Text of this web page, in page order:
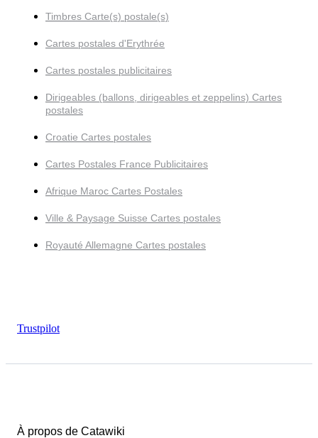
Timbres Carte(s) postale(s)
Cartes postales d'Erythrée
Cartes postales publicitaires
Dirigeables (ballons, dirigeables et zeppelins) Cartes
postales
Croatie Cartes postales
Cartes Postales France Publicitaires
Afrique Maroc Cartes Postales
Ville & Paysage Suisse Cartes postales
Royauté Allemagne Cartes postales
Trustpilot
À propos de Catawiki